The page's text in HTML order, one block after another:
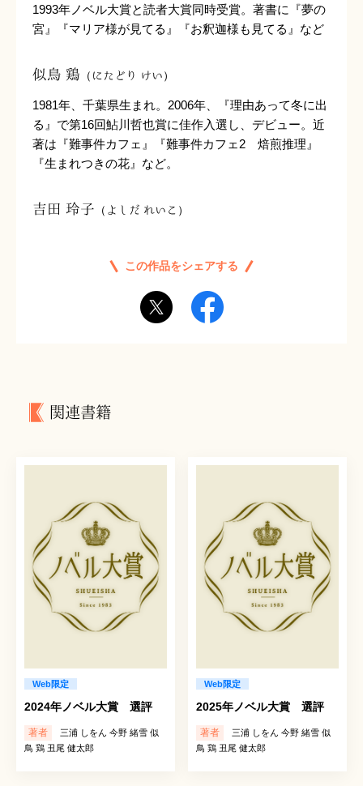
1993年ノベル大賞と読者大賞同時受賞。著書に『夢の
宮』『マリア様が見てる』『お釈迦様も見てる』など
似鳥 鶏 （にたどり けい）
1981年、千葉県生まれ。2006年、『理由あって冬に出
る』で第16回鮎川哲也賞に佳作入選し、デビュー。近
著は『難事件カフェ』『難事件カフェ2 焙煎推理』
『生まれつきの花』など。
吉田 玲子 （よしだ れいこ）
この作品をシェアする
関連書籍
Web限定
2024年ノベル大賞 選評
著者
三浦 しをん 今野 緒雪 似
鳥 鶏 丑尾 健太郎
Web限定
2025年ノベル大賞 選評
著者
三浦 しをん 今野 緒雪 似
鳥 鶏 丑尾 健太郎